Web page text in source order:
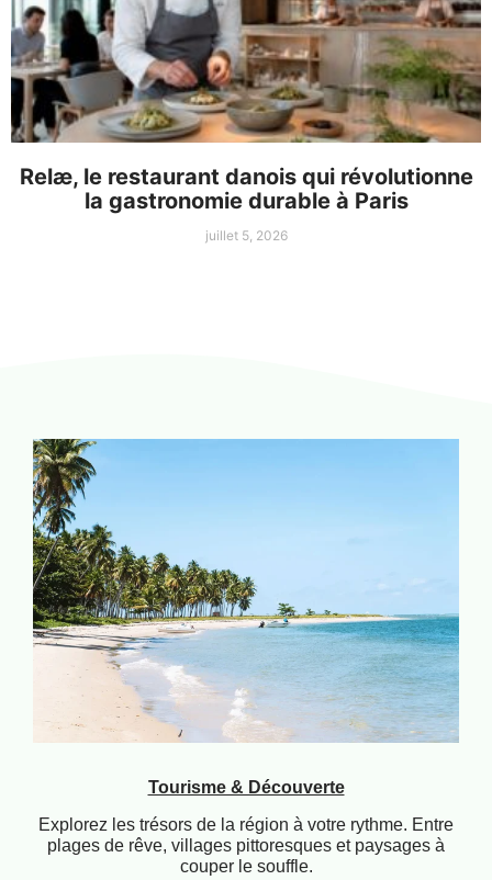
Relæ, le restaurant danois qui révolutionne
la gastronomie durable à Paris
juillet 5, 2026
Tourisme & Découverte
Explorez les trésors de la région à votre rythme. Entre
plages de rêve, villages pittoresques et paysages à
couper le souffle.